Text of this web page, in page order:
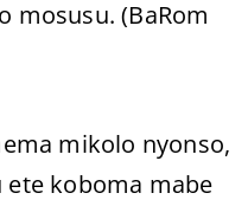
mosusu. (BaRom
mikolo nyonso,
koboma mabe